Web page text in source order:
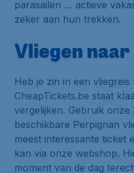
parasailen … actieve
zeker aan hun trekken.
Vliegen
Heb je zin in een
CheapTickets.be staat
vergelijken. Gebruik onze
beschikbare Perpignan
meest interessante ticket
kan via onze webshop.
moment van de dag